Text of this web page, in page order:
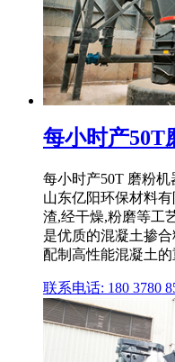
每小时产50T
每小时产50T 磨粉
山东亿阳环保材料
渣,经干燥,粉磨等工
是优质的混凝土掺
配制高性能混凝土的
联系电话: 180 3780